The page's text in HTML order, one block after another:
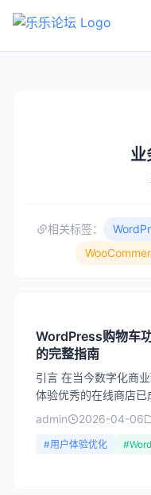
业
相关标签：
WordPress购物车
的完整指南
引言 在当今数字化商
体验优秀的在线商店已
WordPress作为全球
admin 2026-04-06
#用户体验优化